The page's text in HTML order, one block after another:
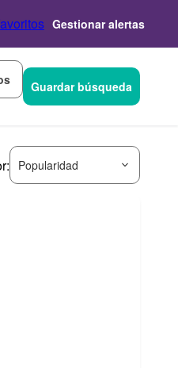
Gestionar alertas
Guardar búsqueda
Popularidad